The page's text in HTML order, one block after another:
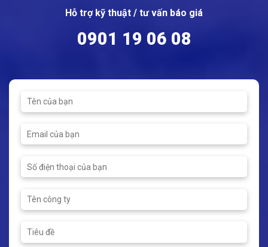
Hỗ trợ kỹ thuật / tư vấn báo giá
0901 19 06 08